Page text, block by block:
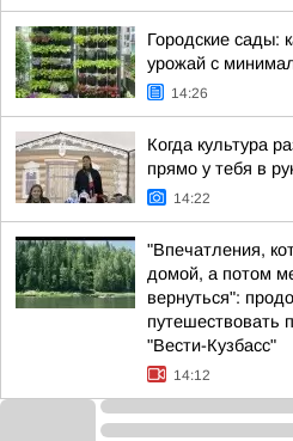
Городские сады:
урожай с
14:26
Когда культура
прямо у тебя в
14:22
"Впечатления,
домой, а потом
вернуться":
путешествовать
"Вести-Кузбасс"
14:12